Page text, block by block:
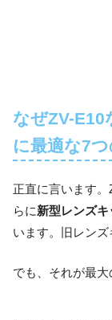
なぜZV-E10
に最適な7
正直に言います。
らに新型レンズキ
います。旧レンズ
でも、それが最大